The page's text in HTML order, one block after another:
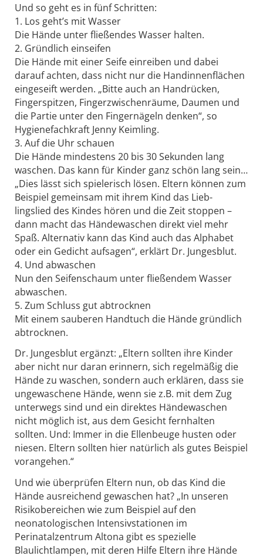
Und so geht es in fünf Schritten:
1. Los geht’s mit Wasser
Die Hände unter fließendes Wasser halten.
2. Gründlich einseifen
Die Hände mit einer Seife einreiben und dabei
darauf achten, dass nicht nur die Handinnenflächen
eingeseift werden. „Bitte auch an Handrücken,
Fingerspitzen, Fingerzwischenräume, Daumen und
die Partie unter den Fingernägeln denken“, so
Hygienefachkraft Jenny Keimling.
3. Auf die Uhr schauen
Die Hände mindestens 20 bis 30 Sekunden lang
waschen. Das kann für Kinder ganz schön lang sein…
„Dies lässt sich spielerisch lösen. Eltern können zum
Beispiel gemeinsam mit ihrem Kind das Lieb-
lingslied des Kindes hören und die Zeit stoppen –
dann macht das Händewaschen direkt viel mehr
Spaß. Alternativ kann das Kind auch das Alphabet
oder ein Gedicht aufsagen“, erklärt Dr. Jungesblut.
4. Und abwaschen
Nun den Seifenschaum unter fließendem Wasser
abwaschen.
5. Zum Schluss gut abtrocknen
Mit einem sauberen Handtuch die Hände gründlich
abtrocknen.
Dr. Jungesblut ergänzt: „Eltern sollten ihre Kinder
aber nicht nur daran erinnern, sich regelmäßig die
Hände zu waschen, sondern auch erklären, dass sie
ungewaschene Hände, wenn sie z.B. mit dem Zug
unterwegs sind und ein direktes Händewaschen
nicht möglich ist, aus dem Gesicht fernhalten
sollten. Und: Immer in die Ellenbeuge husten oder
niesen. Eltern sollten hier natürlich als gutes Beispiel
vorangehen.“
Und wie überprüfen Eltern nun, ob das Kind die
Hände ausreichend gewaschen hat? „In unseren
Risikobereichen wie zum Beispiel auf den
neonatologischen Intensivstationen im
Perinatalzentrum Altona gibt es spezielle
Blaulichtlampen, mit deren Hilfe Eltern ihre Hände